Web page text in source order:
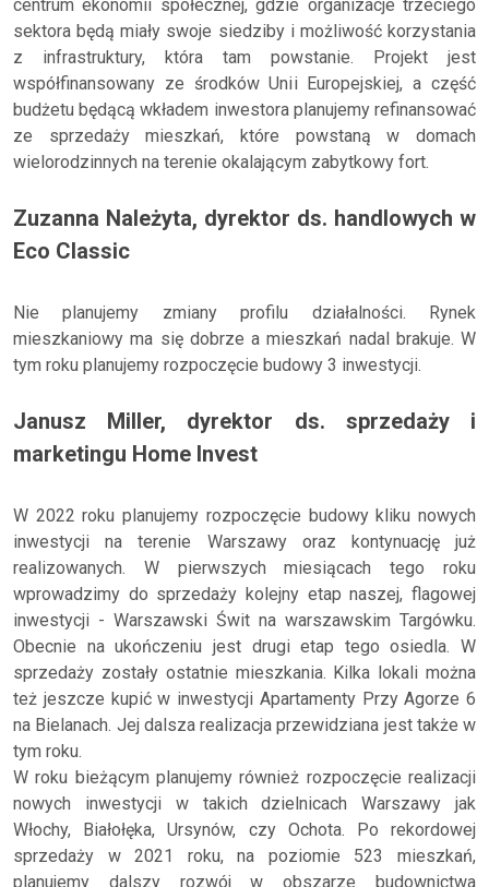
centrum ekonomii społecznej, gdzie organizacje trzeciego
sektora będą miały swoje siedziby i możliwość korzystania
z infrastruktury, która tam powstanie. Projekt jest
współfinansowany ze środków Unii Europejskiej, a część
budżetu będącą wkładem inwestora planujemy refinansować
ze sprzedaży mieszkań, które powstaną w domach
wielorodzinnych na terenie okalającym zabytkowy fort.
Zuzanna Należyta, dyrektor ds. handlowych w
Eco Classic
Nie planujemy zmiany profilu działalności. Rynek
mieszkaniowy ma się dobrze a mieszkań nadal brakuje. W
tym roku planujemy rozpoczęcie budowy 3 inwestycji.
Janusz Miller, dyrektor ds. sprzedaży i
marketingu Home Invest
W 2022 roku planujemy rozpoczęcie budowy kliku nowych
inwestycji na terenie Warszawy oraz kontynuację już
realizowanych. W pierwszych miesiącach tego roku
wprowadzimy do sprzedaży kolejny etap naszej, flagowej
inwestycji - Warszawski Świt na warszawskim Targówku.
Obecnie na ukończeniu jest drugi etap tego osiedla. W
sprzedaży zostały ostatnie mieszkania. Kilka lokali można
też jeszcze kupić w inwestycji Apartamenty Przy Agorze 6
na Bielanach. Jej dalsza realizacja przewidziana jest także w
tym roku.
W roku bieżącym planujemy również rozpoczęcie realizacji
nowych inwestycji w takich dzielnicach Warszawy jak
Włochy, Białołęka, Ursynów, czy Ochota. Po rekordowej
sprzedaży w 2021 roku, na poziomie 523 mieszkań,
planujemy dalszy rozwój w obszarze budownictwa